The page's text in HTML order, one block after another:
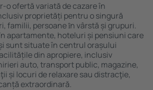
o ofertă variată de cazare în
proprietăți pentru o singură
familii, persoane ȋn vârstă și grupuri.
apartamente, hoteluri și pensiuni care
sunt situate în centrul orașului
din apropiere, inclusiv
auto, transport public, magazine,
și locuri de relaxare sau distracţie,
extraordinară.